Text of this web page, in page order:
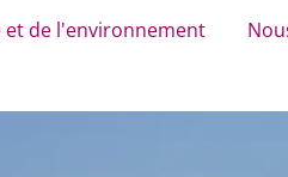
et de l'environnement